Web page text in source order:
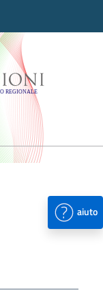
-
aiuto